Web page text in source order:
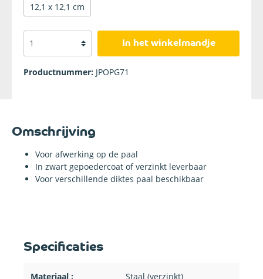
12,1 x 12,1 cm
In het winkelmandje
Productnummer: JPOPG71
Omschrijving
Voor afwerking op de paal
In zwart gepoedercoat of verzinkt leverbaar
Voor verschillende diktes paal beschikbaar
Specificaties
Materiaal : Staal (verzinkt)